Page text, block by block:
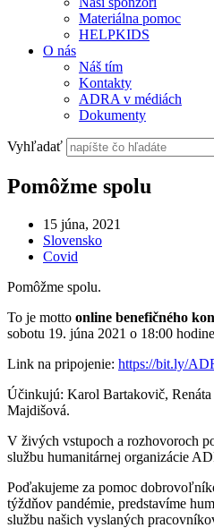
Materiálna pomoc
HELPKIDS
O nás
Náš tím
Kontakty
ADRA v médiách
Dokumenty
Vyhľadať
Pomôžme spolu
15 júna, 2021
Slovensko
Covid
Pomôžme spolu.
To je motto online benefičného
sobotu 19. júna 2021 o 18:00
Link na pripojenie: https://bit.ly/
Účinkujú: Karol Bartakovič, Renáta
Majdišová.
V živých vstupoch a rozhovoroch
službu humanitárnej organizácie
Poďakujeme za pomoc
týždňov pandémie, predstavíme
službu našich vyslaných